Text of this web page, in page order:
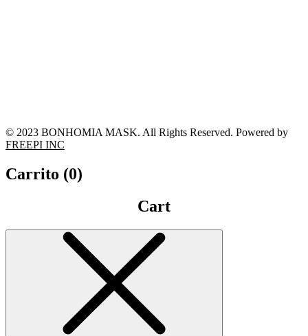
© 2023 BONHOMIA MASK. All Rights Reserved. Powered by
FREEPI INC
Carrito (0)
Cart